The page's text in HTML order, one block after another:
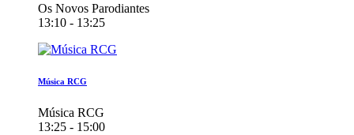
Os Novos Parodiantes
13:10 - 13:25
Música RCG
Música RCG
13:25 - 15:00